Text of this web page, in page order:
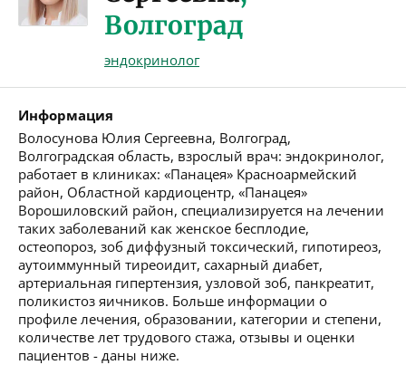
Волгоград
эндокринолог
Информация
Волосунова Юлия Сергеевна, Волгоград,
Волгоградская область, взрослый врач: эндокринолог,
работает в клиниках: «Панацея» Красноармейский
район, Областной кардиоцентр, «Панацея»
Ворошиловский район, специализируется на лечении
таких заболеваний как женское бесплодие,
остеопороз, зоб диффузный токсический, гипотиреоз,
аутоиммунный тиреоидит, сахарный диабет,
артериальная гипертензия, узловой зоб, панкреатит,
поликистоз яичников. Больше информации о
профиле лечения, образовании, категории и степени,
количестве лет трудового стажа, отзывы и оценки
пациентов - даны ниже.